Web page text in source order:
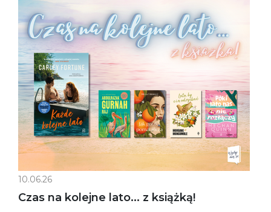
10.06.26
Czas na kolejne lato... z książką!